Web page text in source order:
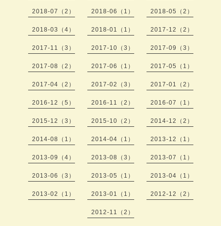
2018-07（2） 2018-06（1） 2018-05（2）
2018-03（4） 2018-01（1） 2017-12（2）
2017-11（3） 2017-10（3） 2017-09（3）
2017-08（2） 2017-06（1） 2017-05（1）
2017-04（2） 2017-02（3） 2017-01（2）
2016-12（5） 2016-11（2） 2016-07（1）
2015-12（3） 2015-10（2） 2014-12（2）
2014-08（1） 2014-04（1） 2013-12（1）
2013-09（4） 2013-08（3） 2013-07（1）
2013-06（3） 2013-05（1） 2013-04（1）
2013-02（1） 2013-01（1） 2012-12（2）
2012-11（2）